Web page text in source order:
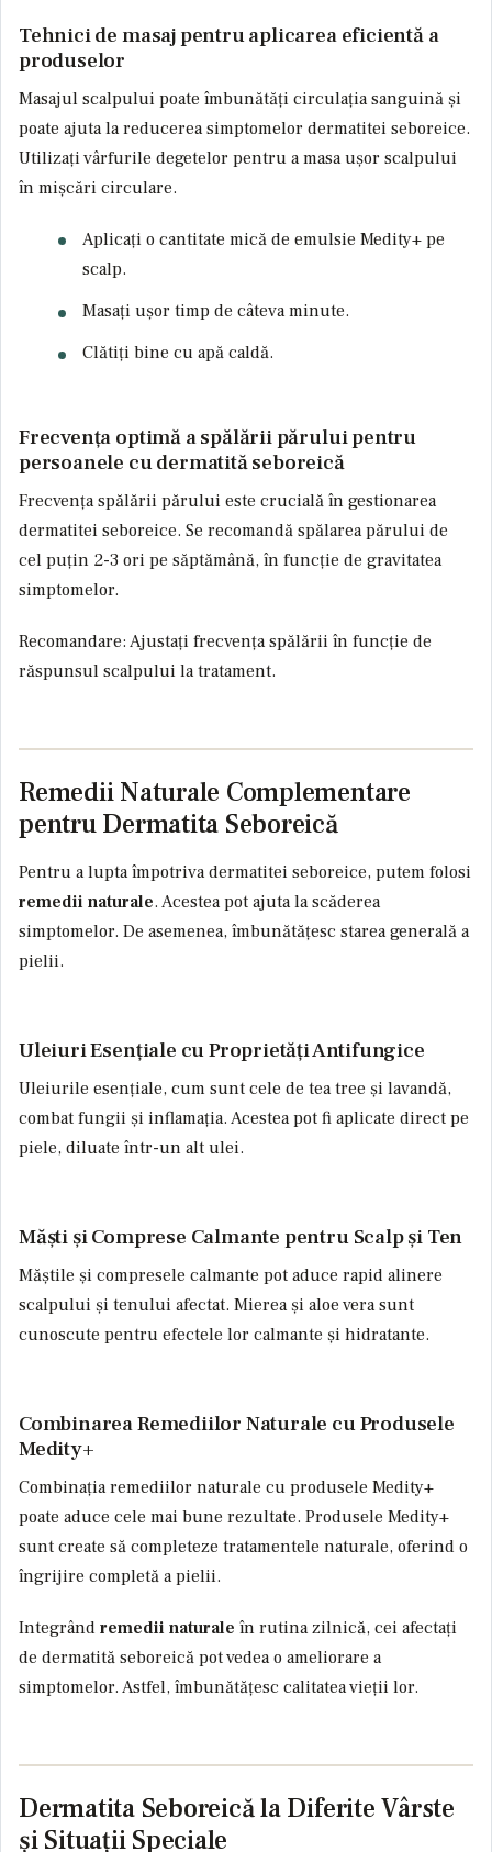
Tehnici de masaj pentru aplicarea eficientă a
produselor
Masajul scalpului poate îmbunătăți circulația sanguină și
poate ajuta la reducerea simptomelor dermatitei seboreice.
Utilizați vârfurile degetelor pentru a masa ușor scalpului
în mișcări circulare.
Aplicați o cantitate mică de emulsie Medity+ pe
scalp.
Masați ușor timp de câteva minute.
Clătiți bine cu apă caldă.
Frecvența optimă a spălării părului pentru
persoanele cu dermatită seboreică
Frecvența spălării părului este crucială în gestionarea
dermatitei seboreice. Se recomandă spălarea părului de
cel puțin 2-3 ori pe săptămână, în funcție de gravitatea
simptomelor.
Recomandare: Ajustați frecvența spălării în funcție de
răspunsul scalpului la tratament.
Remedii Naturale Complementare
pentru Dermatita Seboreică
Pentru a lupta împotriva dermatitei seboreice, putem folosi
remedii naturale. Acestea pot ajuta la scăderea
simptomelor. De asemenea, îmbunătățesc starea generală a
pielii.
Uleiuri Esențiale cu Proprietăți Antifungice
Uleiurile esențiale, cum sunt cele de tea tree și lavandă,
combat fungii și inflamația. Acestea pot fi aplicate direct pe
piele, diluate într-un alt ulei.
Măști și Comprese Calmante pentru Scalp și Ten
Măștile și compresele calmante pot aduce rapid alinere
scalpului și tenului afectat. Mierea și aloe vera sunt
cunoscute pentru efectele lor calmante și hidratante.
Combinarea Remediilor Naturale cu Produsele
Medity+
Combinația remediilor naturale cu produsele Medity+
poate aduce cele mai bune rezultate. Produsele Medity+
sunt create să completeze tratamentele naturale, oferind o
îngrijire completă a pielii.
Integrând remedii naturale în rutina zilnică, cei afectați
de dermatită seboreică pot vedea o ameliorare a
simptomelor. Astfel, îmbunătățesc calitatea vieții lor.
Dermatita Seboreică la Diferite Vârste
și Situații Speciale